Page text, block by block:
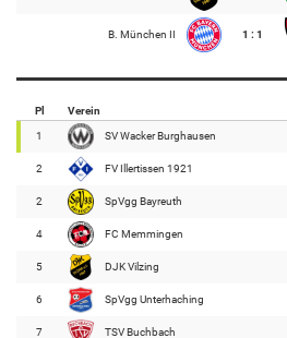
B. München II 1 : 1
Pl Verein
1 SV Wacker Burghausen
2 FV Illertissen 1921
2 SpVgg Bayreuth
4 FC Memmingen
5 DJK Vilzing
6 SpVgg Unterhaching
7 TSV Buchbach